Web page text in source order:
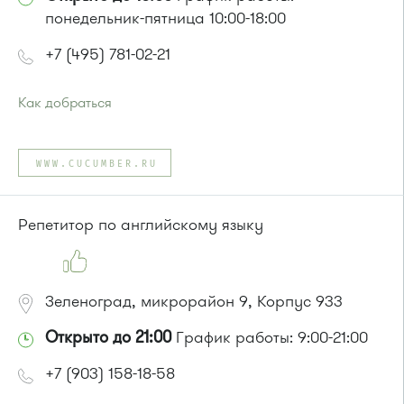
понедельник-пятница 10:00-18:00
+7 (495) 781-02-21
Как добраться
Автобусы № 45, 312, 377, 390, 476, 493 .
Маршрутка № 127, 128, 312, 377, 390, 431м, 476
или до остановки"Березка":
WWW.CUCUMBER.RU
Репетитор по английскому языку
Зеленоград, микрорайон 9, Корпус 933
Открыто до 21:00График работы: 9:00-21:00
+7 (903) 158-18-58